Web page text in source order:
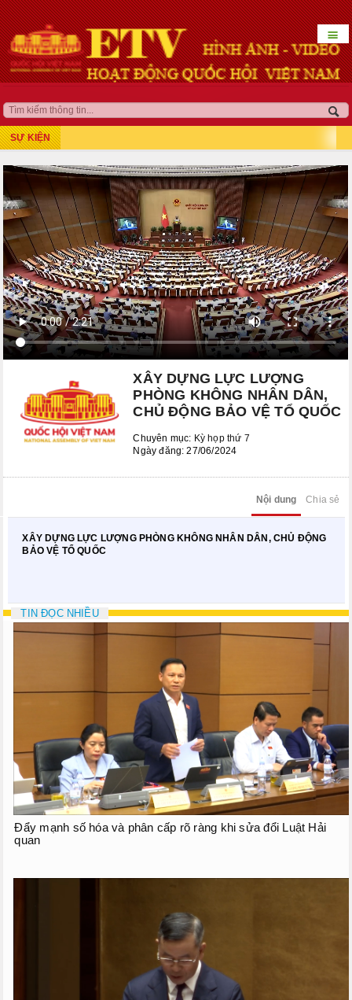
QUỐC HỘI KHÓA XV
Kỳ họp bất thường lần thứ 5
Kỳ họp thứ 8
Kỳ họp thứ 10
Kỳ họp thứ 9
Kỳ họp bất thường lần thứ 9
Kỳ họp bất thường lần thứ 8
Kỳ họp thứ 6
Kỳ họp thứ 5
KỲ HỌP BẤT THƯỜNG LẦN THỨ 2
Phiên họp thứ 35
Phiên họp thứ 39
Phiên họp thứ 27
Phiên họp giữa 2 đợt của kỳ họp thứ 6
Phiên họp thứ 28
HOẠT ĐỘNG QUỐC HỘI
☰
SỰ KIỆN
XÂY DỰNG LỰC LƯỢNG
PHÒNG KHÔNG NHÂN DÂN,
CHỦ ĐỘNG BẢO VỆ TỔ QUỐC
Chuyên mục: Kỳ họp thứ 7
Ngày đăng: 27/06/2024
Chia sẻ
Nội dung
XÂY DỰNG LỰC LƯỢNG PHÒNG KHÔNG NHÂN DÂN, CHỦ ĐỘNG
BẢO VỆ TỔ QUỐC
TIN ĐỌC NHIỀU
Đẩy mạnh số hóa và phân cấp rõ ràng khi sửa đổi Luật Hải
quan